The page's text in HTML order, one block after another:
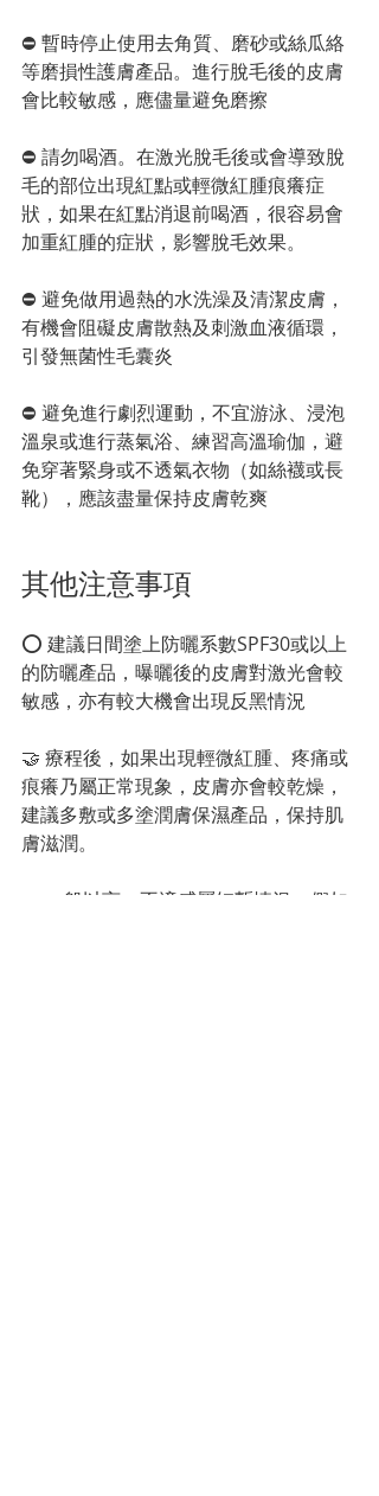
⛔️ 暫時停止使用去角質、磨砂或絲瓜絡
等磨損性護膚產品。進行脫毛後的皮膚
會比較敏感，應儘量避免磨擦
⛔️ 請勿喝酒。在激光脫毛後或會導致脫
毛的部位出現紅點或輕微紅腫痕癢症
狀，如果在紅點消退前喝酒，很容易會
加重紅腫的症狀，影響脫毛效果。
⛔️ 避免做用過熱的水洗澡及清潔皮膚，
有機會阻礙皮膚散熱及刺激血液循環，
引發無菌性毛囊炎
⛔️ 避免進行劇烈運動，不宜游泳、浸泡
溫泉或進行蒸氣浴、練習高溫瑜伽，避
免穿著緊身或不透氣衣物（如絲襪或長
靴），應該盡量保持皮膚乾爽
其他注意事項
⭕️ 建議日間塗上防曬系數SPF30或以上
的防曬產品，曝曬後的皮膚對激光會較
敏感，亦有較大機會出現反黑情況
🤝 療程後，如果出現輕微紅腫、疼痛或
痕癢乃屬正常現象，皮膚亦會較乾燥，
建議多敷或多塗潤膚保濕產品，保持肌
膚滋潤。
🤝 一般以言，不適感屬短暫情況，假如